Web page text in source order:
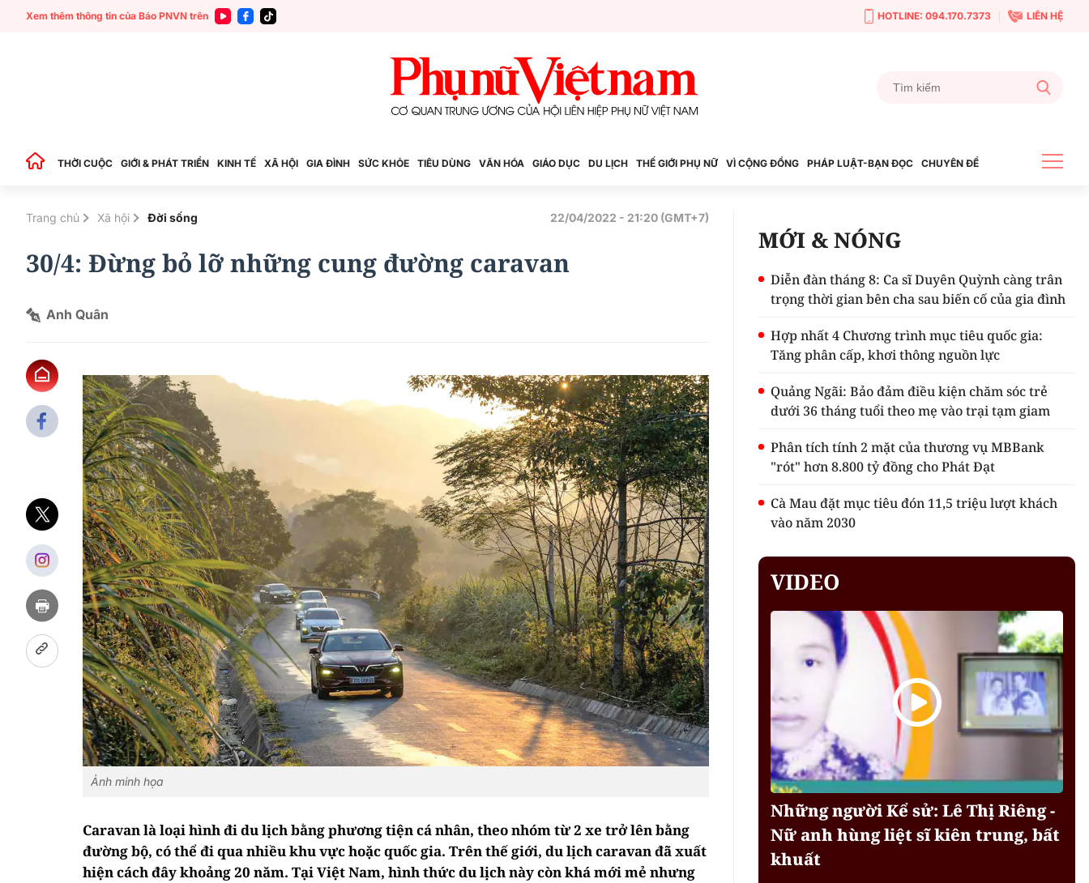
Xem thêm thông tin của Báo PNVN trên HOTLINE: 094.170.7373 LIÊN HỆ
THỜI CUỘC GIỚI & PHÁT TRIỂN KINH TẾ XÃ HỘI GIA ĐÌNH SỨC KHỎE TIÊU DÙNG VĂN HÓA GIÁO DỤC DU LỊCH THẾ GIỚI PHỤ NỮ VÌ CỘNG ĐỒNG PHÁP LUẬT-BẠN ĐỌC CHUYÊN ĐỀ
Trang chủ Xã hội Đời sống 22/04/2022 - 21:20 (GMT+7)
30/4: Đừng bỏ lỡ những cung đường caravan
Anh Quân
Ảnh minh họa
Caravan là loại hình đi du lịch bằng phương tiện cá nhân, theo nhóm từ 2 xe trở lên bằng
đường bộ, có thể đi qua nhiều khu vực hoặc quốc gia. Trên thế giới, du lịch caravan đã xuất
hiện cách đây khoảng 20 năm. Tại Việt Nam, hình thức du lịch này còn khá mới mẻ nhưng
MỚI & NÓNG
Diễn đàn tháng 8: Ca sĩ Duyên Quỳnh càng trân
trọng thời gian bên cha sau biến cố của gia đình
Hợp nhất 4 Chương trình mục tiêu quốc gia:
Tăng phân cấp, khơi thông nguồn lực
Quảng Ngãi: Bảo đảm điều kiện chăm sóc trẻ
dưới 36 tháng tuổi theo mẹ vào trại tạm giam
Phân tích tính 2 mặt của thương vụ MBBank
"rót" hơn 8.800 tỷ đồng cho Phát Đạt
Cà Mau đặt mục tiêu đón 11,5 triệu lượt khách
vào năm 2030
VIDEO
Những người Kể sử: Lê Thị Riêng -
Nữ anh hùng liệt sĩ kiên trung, bất
khuất